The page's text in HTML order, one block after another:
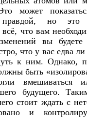
может
но это
всё, что вам
вы будете
что у вас едва
к ним. Однако,
быть
вмешиваться
будущего.
стоит ждать с
и